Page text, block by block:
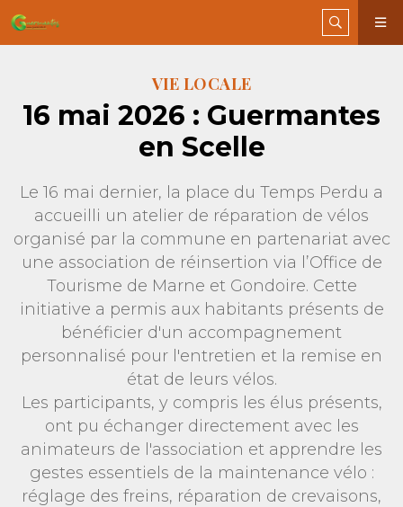
VIE LOCALE
16 mai 2026 : Guermantes
en Scelle
Le 16 mai dernier, la place du Temps Perdu a
accueilli un atelier de réparation de vélos
organisé par la commune en partenariat avec
une association de réinsertion via l’Office de
Tourisme de Marne et Gondoire. Cette
initiative a permis aux habitants présents de
bénéficier d'un accompagnement
personnalisé pour l'entretien et la remise en
état de leurs vélos.
Les participants, y compris les élus présents,
ont pu échanger directement avec les
animateurs de l'association et apprendre les
gestes essentiels de la maintenance vélo :
réglage des freins, réparation de crevaisons,